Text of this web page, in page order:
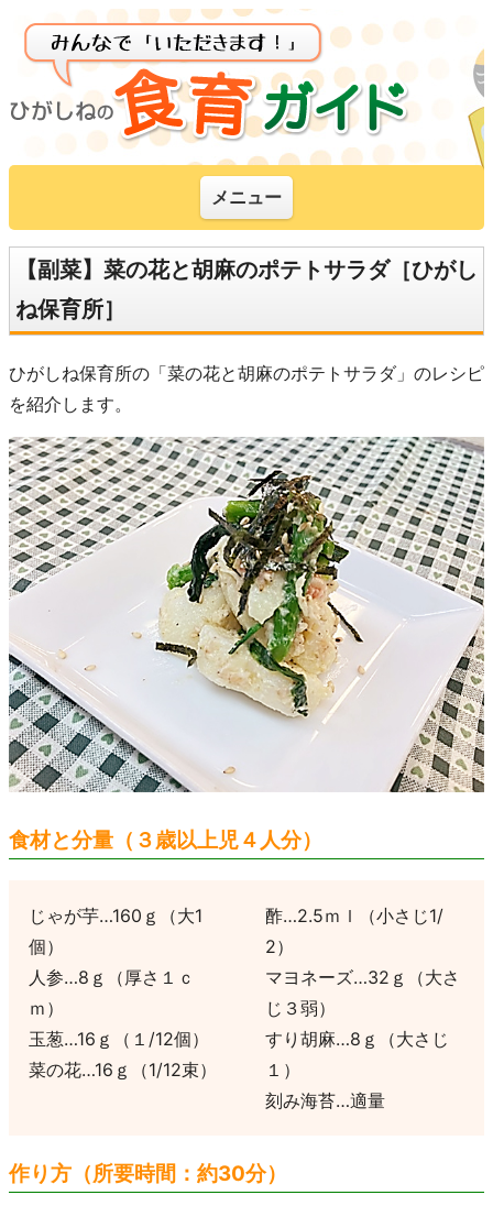
メニュー
【副菜】菜の花と胡麻のポテトサラダ［ひがし
ね保育所］
ひがしね保育所の「菜の花と胡麻のポテトサラダ」のレシピ
を紹介します。
食材と分量（３歳以上児４人分）
じゃが芋…160ｇ（大1
個）
人参…8ｇ（厚さ１ｃ
ｍ）
玉葱…16ｇ（１/12個）
菜の花…16ｇ（1/12束）
酢…2.5ｍｌ（小さじ1/
2）
マヨネーズ…32ｇ（大さ
じ３弱）
すり胡麻…8ｇ（大さじ
１）
刻み海苔…適量
作り方（所要時間：約30分）